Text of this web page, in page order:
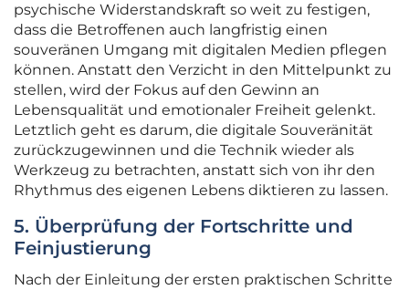
psychische Widerstandskraft so weit zu festigen,
dass die Betroffenen auch langfristig einen
souveränen Umgang mit digitalen Medien pflegen
können. Anstatt den Verzicht in den Mittelpunkt zu
stellen, wird der Fokus auf den Gewinn an
Lebensqualität und emotionaler Freiheit gelenkt.
Letztlich geht es darum, die digitale Souveränität
zurückzugewinnen und die Technik wieder als
Werkzeug zu betrachten, anstatt sich von ihr den
Rhythmus des eigenen Lebens diktieren zu lassen.
5. Überprüfung der Fortschritte und
Feinjustierung
Nach der Einleitung der ersten praktischen Schritte